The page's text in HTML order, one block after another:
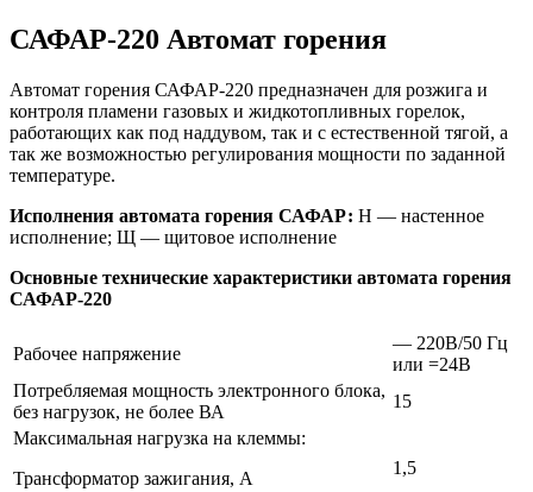
САФАР-220 Автомат горения
Автомат горения САФАР-220 предназначен для розжига и
контроля пламени газовых и жидкотопливных горелок,
работающих как под наддувом, так и с естественной тягой, а
так же возможностью регулирования мощности по заданной
температуре.
Исполнения автомата горения САФАР: Н — настенное
исполнение; Щ — щитовое исполнение
Основные технические характеристики автомата горения
САФАР-220
Рабочее напряжение
— 220В/50 Гц
или =24В
Потребляемая мощность электронного блока,
без нагрузок, не более ВА
15
Максимальная нагрузка на клеммы:
Трансформатор зажигания, А
1,5